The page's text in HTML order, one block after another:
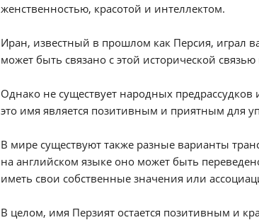
женственностью, красотой и интеллектом.
Иран, известный в прошлом как Персия, играл
может быть связано с этой исторической
Однако не существует народных
это имя является позитивным и приятным для
В мире существуют также разные варианты
на английском языке оно может быть
иметь свои собственные значения или
В целом, имя Перзият остается позитивным и